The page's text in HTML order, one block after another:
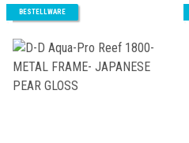
BESTELLWARE